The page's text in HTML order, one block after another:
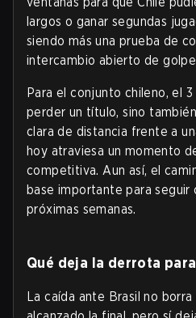
largos o ganar segundas
siendo más una prueba de
intercambio abierto de
Para el conjunto chileno, el
perder un título, sino
clara de distancia frente a
hoy atraviesa un momento
competitiva. Aun así, el
base importante para seguir
próximas semanas.
Qué deja la derrota
La caída ante Brasil no